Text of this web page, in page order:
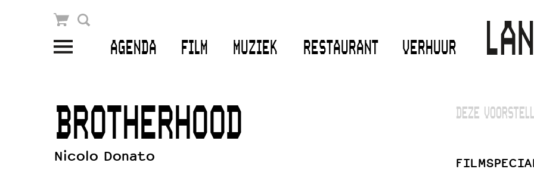
AGENDA FILM MUZIEK RESTAURANT VERHUUR
Winkelmandje
Openingstijden & contact
Bereikbaarheid
Kaartverkoop
BROTHERHOOD
Nicolo Donato
DEZE